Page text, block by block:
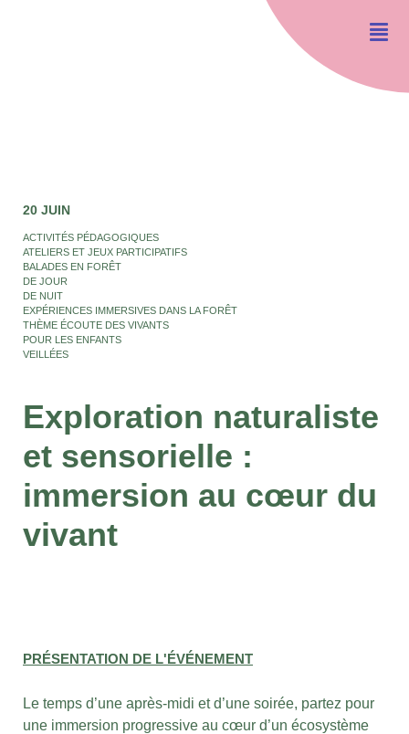
20 JUIN
ACTIVITÉS PÉDAGOGIQUES
ATELIERS ET JEUX PARTICIPATIFS
BALADES EN FORÊT
DE JOUR
DE NUIT
EXPÉRIENCES IMMERSIVES DANS LA FORÊT
THÈME ÉCOUTE DES VIVANTS
POUR LES ENFANTS
VEILLÉES
Exploration naturaliste
et sensorielle :
immersion au cœur du
vivant
PRÉSENTATION DE L'ÉVÉNEMENT
Le temps d’une après-midi et d’une soirée, partez pour
une immersion progressive au cœur d’un écosystème